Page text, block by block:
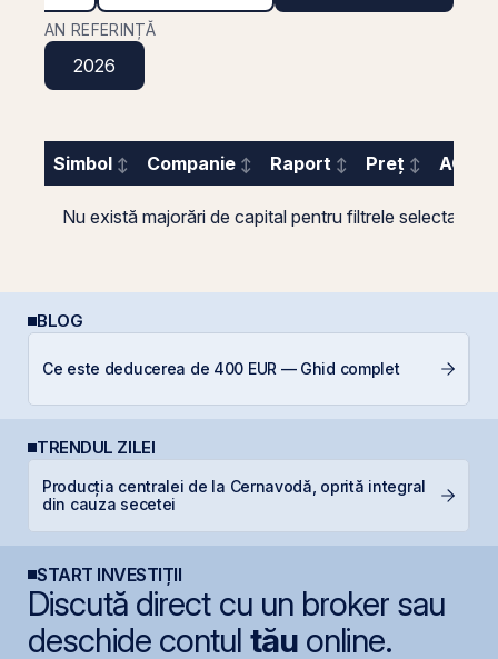
AN REFERINȚĂ
2026
Simbol Companie Raport Preț AGA
Nu există majorări de capital pentru filtrele selectate.
BLOG
Ce este deducerea de 400 EUR — Ghid complet
TRENDUL ZILEI
Producția centralei de la Cernavodă, oprită integral
din cauza secetei
START INVESTIȚII
Discută direct cu un broker sau
deschide contul tăuonline.